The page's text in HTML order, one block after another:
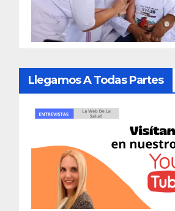
Llegamos A Todas Partes